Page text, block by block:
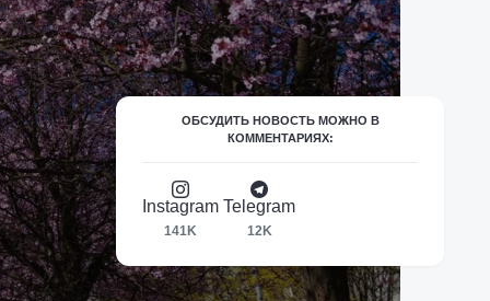
ОБСУДИТЬ НОВОСТЬ МОЖНО В
КОММЕНТАРИЯХ:
Instagram
141K
Telegram
12K